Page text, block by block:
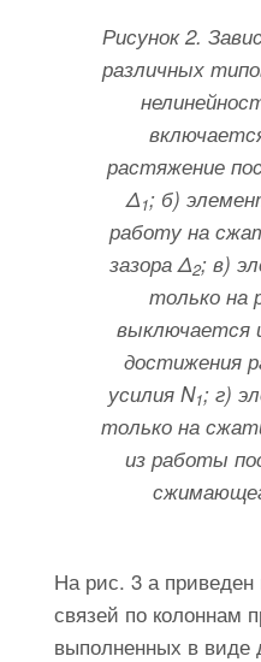
Рисунок 2.
различных
растяжение
Δ1; б)
работу на
зазора Δ2; в)
только на
выключается
достижения
усилия N1; г)
только на
из работы
На рис. 3 а
связей по колоннам
выполненных в виде